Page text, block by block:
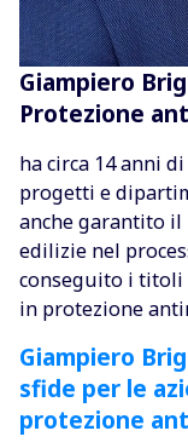
Giampiero
Protezione
ha circa 14 anni
progetti e
anche garantito
edilizie nel
conseguito i titoli
in protezione
Giampiero
sfide per le
protezione